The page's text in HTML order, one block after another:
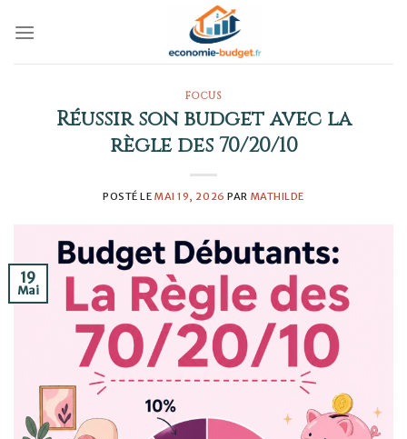
FOCUS
Réussir son budget avec la
règle des 70/20/10
POSTÉ LE MAI 19, 2026 PAR MATHILDE
19
Mai